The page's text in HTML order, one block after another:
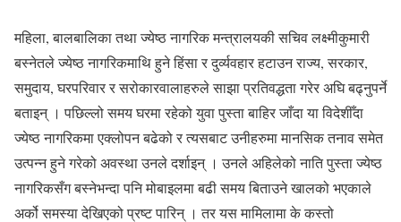
महिला, बालबालिका तथा ज्येष्ठ नागरिक मन्त्रालयकी सचिव लक्ष्मीकुमारी
बस्नेतले ज्येष्ठ नागरिकमाथि हुने हिंसा र दुर्व्यवहार हटाउन राज्य, सरकार,
समुदाय, घरपरिवार र सरोकारवालाहरुले साझा प्रतिवद्धता गरेर अघि बढ्नुपर्ने
बताइन् । पछिल्लो समय घरमा रहेको युवा पुस्ता बाहिर जाँदा या विदेशीँदा
ज्येष्ठ नागरिकमा एक्लोपन बढेको र त्यसबाट उनीहरुमा मानसिक तनाव समेत
उत्पन्न हुने गरेको अवस्था उनले दर्शाइन् । उनले अहिलेको नाति पुस्ता ज्येष्ठ
नागरिकसँग बस्नेभन्दा पनि मोबाइलमा बढी समय बिताउने खालको भएकाले
अर्को समस्या देखिएको प्रष्ट पारिन् । तर यस मामिलामा के कस्तो